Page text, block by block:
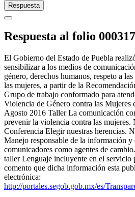
Respuesta
Respuesta al folio
El Gobierno del Estado de Puebla
sensibilizar a los medios de
género, derechos humanos, respeto a
las mujeres, a partir de la
Grupo de trabajo conformado para
Violencia de Género contra las Mujeres
Agosto 2016 Taller La comunicación
prevenir la violencia contra las mujeres.
Conferencia Elegir nuestras herencias.
Manejo responsable de la información y
comunicadores como agentes de
taller Lenguaje incluyente en el
comento que dicha información esta
electrónica:
http://portales.segob.gob.mx/es/